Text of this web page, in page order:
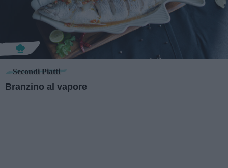
Secondi Piatti
Branzino al vapore